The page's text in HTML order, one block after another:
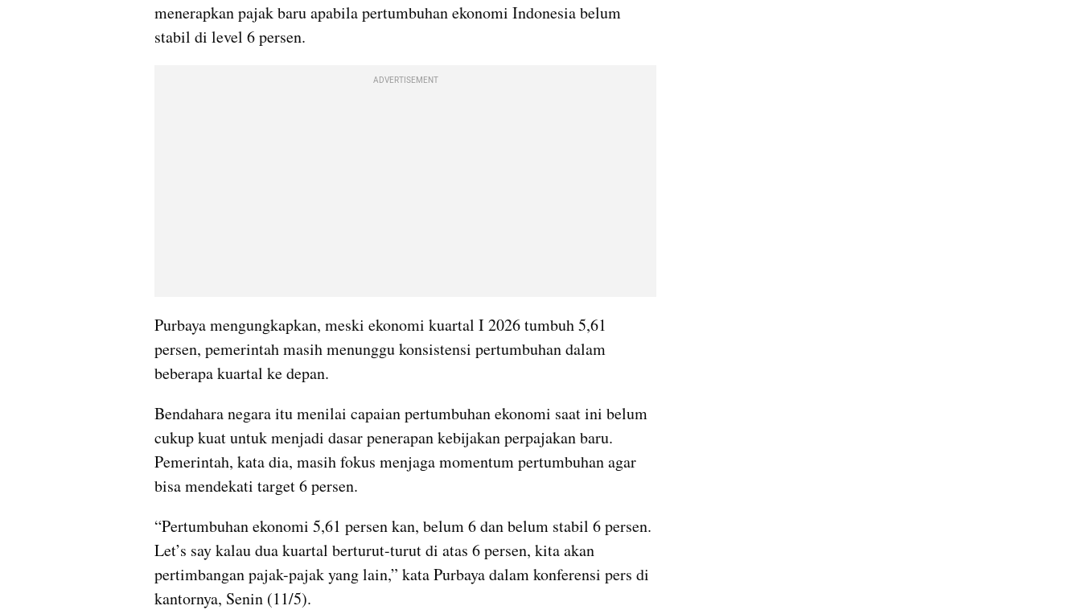
menerapkan pajak baru apabila pertumbuhan ekonomi Indonesia belum
stabil di level 6 persen.
ADVERTISEMENT
Purbaya mengungkapkan, meski ekonomi kuartal I 2026 tumbuh 5,61
persen, pemerintah masih menunggu konsistensi pertumbuhan dalam
beberapa kuartal ke depan.
Bendahara negara itu menilai capaian pertumbuhan ekonomi saat ini belum
cukup kuat untuk menjadi dasar penerapan kebijakan perpajakan baru.
Pemerintah, kata dia, masih fokus menjaga momentum pertumbuhan agar
bisa mendekati target 6 persen.
“Pertumbuhan ekonomi 5,61 persen kan, belum 6 dan belum stabil 6 persen.
Let’s say kalau dua kuartal berturut-turut di atas 6 persen, kita akan
pertimbangan pajak-pajak yang lain,” kata Purbaya dalam konferensi pers di
kantornya, Senin (11/5).